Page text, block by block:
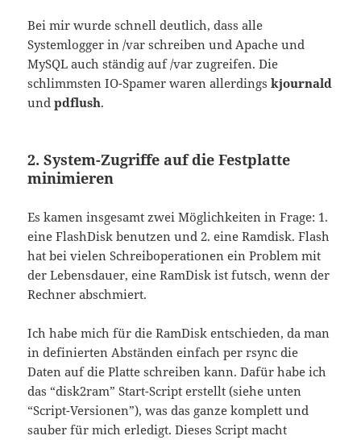
Bei mir wurde schnell deutlich, dass alle
Systemlogger in /var schreiben und Apache und
MySQL auch ständig auf /var zugreifen. Die
schlimmsten IO-Spamer waren allerdingskjournald
undpdflush.
2. System-Zugriffe auf die Festplatte
minimieren
Es kamen insgesamt zwei Möglichkeiten in Frage: 1.
eine FlashDisk benutzen und 2. eine Ramdisk. Flash
hat bei vielen Schreiboperationen ein Problem mit
der Lebensdauer, eine RamDisk ist futsch, wenn der
Rechner abschmiert.
Ich habe mich für die RamDisk entschieden, da man
in definierten Abständen einfach per rsync die
Daten auf die Platte schreiben kann. Dafür habe ich
das “disk2ram” Start-Script erstellt (siehe unten
“Script-Versionen”), was das ganze komplett und
sauber für mich erledigt. Dieses Script macht